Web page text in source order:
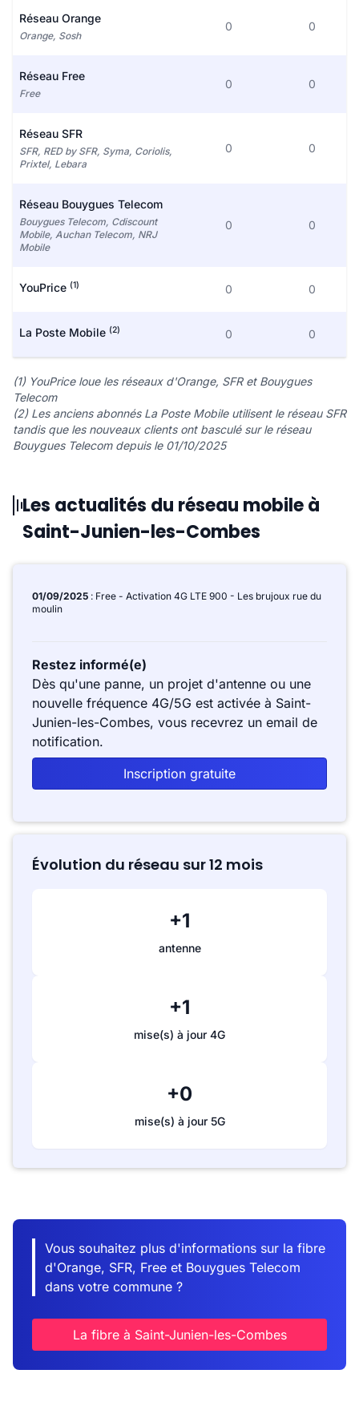
Réseau Orange
Orange, Sosh
0 0
Réseau Free
Free
0 0
Réseau SFR
SFR, RED by SFR, Syma, Coriolis,
Prixtel, Lebara
0 0
Réseau Bouygues Telecom
Bouygues Telecom, Cdiscount
Mobile, Auchan Telecom, NRJ
Mobile
0 0
YouPrice (1) 0 0
La Poste Mobile (2) 0 0
(1) YouPrice loue les réseaux d'Orange, SFR et Bouygues
Telecom
(2) Les anciens abonnés La Poste Mobile utilisent le réseau SFR
tandis que les nouveaux clients ont basculé sur le réseau
Bouygues Telecom depuis le 01/10/2025
Les actualités du réseau mobile à
Saint-Junien-les-Combes
01/09/2025 : Free - Activation 4G LTE 900 - Les brujoux rue du
moulin
Restez informé(e)
Dès qu'une panne, un projet d'antenne ou une
nouvelle fréquence 4G/5G est activée à Saint-
Junien-les-Combes, vous recevrez un email de
notification.
Inscription gratuite
Évolution du réseau sur 12 mois
+1
antenne
+1
mise(s) à jour 4G
+0
mise(s) à jour 5G
Vous souhaitez plus d'informations sur la fibre
d'Orange, SFR, Free et Bouygues Telecom
dans votre commune ?
La fibre à Saint-Junien-les-Combes